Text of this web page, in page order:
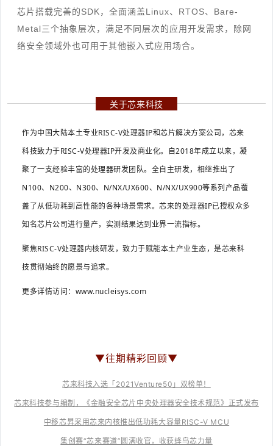
芯片搭载完善的SDK，全面涵盖Linux、RTOS、Bare-
Metal三个抽象层次，满足不同层次的应用开发需求，除网
络安全领域外也可用于其他嵌入式应用场合。
关于芯来科技
作为中国大陆本土专业RISC-V处理器IP和芯片解决方案公司，芯来
科技致力于RISC-V处理器IP开发及商业化。自2018年成立以来，凝
聚了一支经验丰富的处理器研发团队。全自主研发，相继推出了
N100、N200、N300、N/NX/UX600、N/NX/UX900等系列产品覆
盖了从低功耗到高性能的各种场景需求。芯来的处理器IP已授权众多
知名芯片公司进行量产，实测结果达到业界一流指标。
聚焦RISC-V处理器内核研发，致力于赋能本土产业生态，是芯来科
技贯彻始终的愿景与追求。
更多详情访问： www.nucleisys.com
▼往期精彩回顾▼
芯来科技入选「2021Venture50」双榜单！
芯来科技参与编制，《金融安全芯片中央处理器安全技术规范》正式发布
中移芯昇采用芯来内核推出低功耗大容量RISC-V MCU
集创赛“芯来赛道”圆满收官，收获蜂鸟芯力量